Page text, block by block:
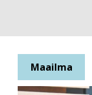
Maailma